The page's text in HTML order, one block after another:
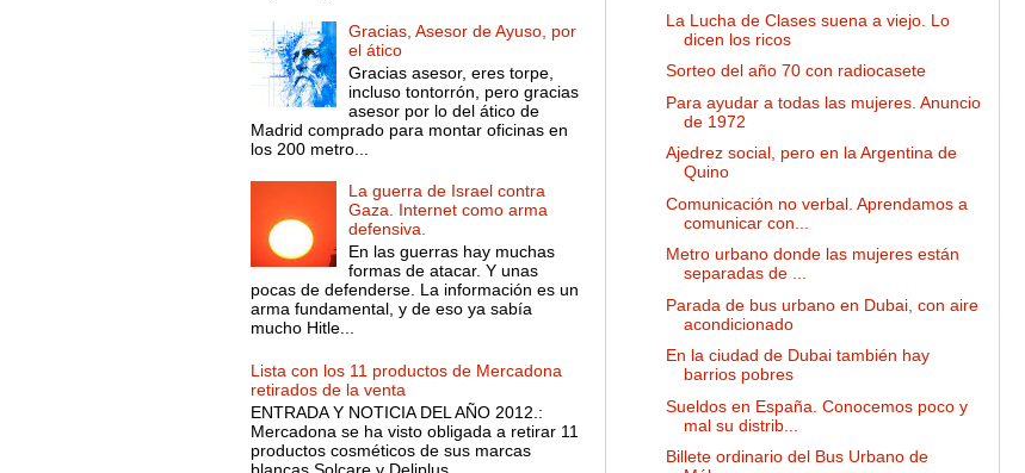
Gracias, Asesor de Ayuso, por
el ático
Gracias asesor, eres torpe,
incluso tontorrón, pero gracias
asesor por lo del ático de
Madrid comprado para montar oficinas en
los 200 metro...
La guerra de Israel contra
Gaza. Internet como arma
defensiva.
En las guerras hay muchas
formas de atacar. Y unas
pocas de defenderse. La información es un
arma fundamental, y de eso ya sabía
mucho Hitle...
Lista con los 11 productos de Mercadona
retirados de la venta
ENTRADA Y NOTICIA DEL AÑO 2012.:
Mercadona se ha visto obligada a retirar 11
productos cosméticos de sus marcas
blancas Solcare y Deliplus,...
La Lucha de Clases suena a viejo. Lo
dicen los ricos
Sorteo del año 70 con radiocasete
Para ayudar a todas las mujeres. Anuncio
de 1972
Ajedrez social, pero en la Argentina de
Quino
Comunicación no verbal. Aprendamos a
comunicar con...
Metro urbano donde las mujeres están
separadas de ...
Parada de bus urbano en Dubai, con aire
acondicionado
En la ciudad de Dubai también hay
barrios pobres
Sueldos en España. Conocemos poco y
mal su distrib...
Billete ordinario del Bus Urbano de